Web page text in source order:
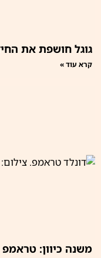
גוגל חושפת את
קרא עוד »
משנה כיוון: טראמפ